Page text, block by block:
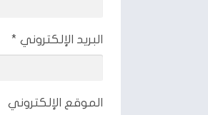
البريد الإلكتروني *
الموقع الإلكتروني